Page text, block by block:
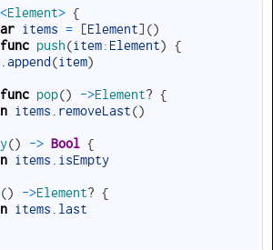
<Element> {
items = [Element] ()
func push(item: Element)
{
append (item)
func pop() ->Element? {
items removeLast()
() -> Bool {
items
isEmpty
() ->Element? {
items
last